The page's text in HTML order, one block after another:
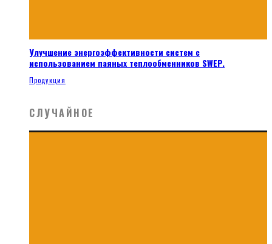
Улучшение энергоэффективности систем с
использованием паяных теплообменников SWEP.
Продукция
СЛУЧАЙНОЕ